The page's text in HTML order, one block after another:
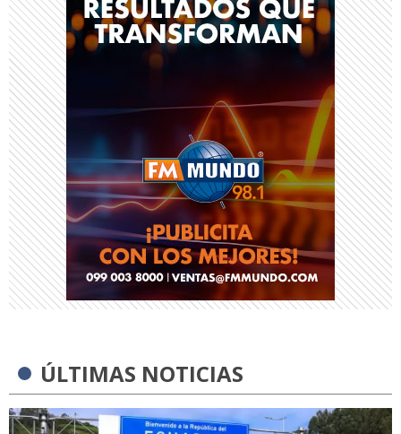
ÚLTIMAS NOTICIAS